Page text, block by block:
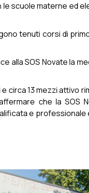
scuole materne ed
tenuti corsi di
alla SOS Novate la
circa 13 mezzi attivo
che la SOS
e